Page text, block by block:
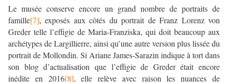
Le musée conserve encore un grand nombre de portraits de
famille[7], exposés aux côtés du portrait de Franz Lorenz von
Greder telle l’effigie de Maria-Franziska, qui doit beaucoup aux
archétypes de Largillierre, ainsi qu’une autre version plus lissée du
portrait de Mollondin. Si Ariane James-Sarazin indique à tort dans
son blog d’actualisation que l’effigie de Greder était encore
inédite en 2016[8], elle relève avec raison les nuances de